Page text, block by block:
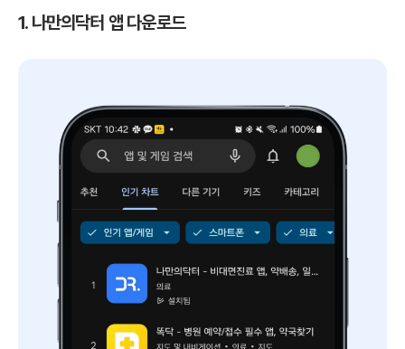
1. 나만의닥터 앱 다운로드